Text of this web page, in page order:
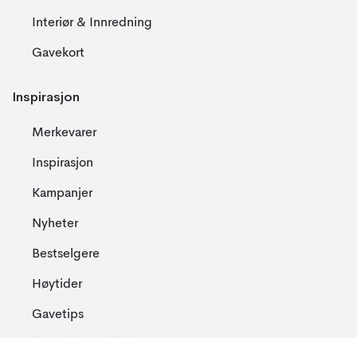
Interiør & Innredning
Gavekort
Inspirasjon
Merkevarer
Inspirasjon
Kampanjer
Nyheter
Bestselgere
Høytider
Gavetips